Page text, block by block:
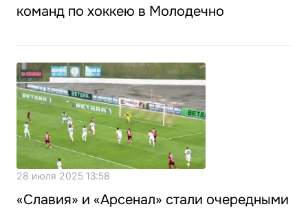
команд по хоккею в Молодечно
28 июля 2025 13:58
«Славия» и «Арсенал» стали очередными